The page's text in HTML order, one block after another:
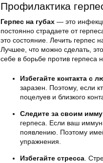
Профилактика
Герпес на губах — это
постоянно страдаете от
это состояние. Лечить герпес
Лучшее, что можно сделать,
себе в борьбе против герпеса
Избегайте контакта с
заразен. Поэтому, если
поцелуев и близкого
Следите за своим
герпеса. Если ваш
появлению. Поэтому
упражнения.
Избегайте стресса .